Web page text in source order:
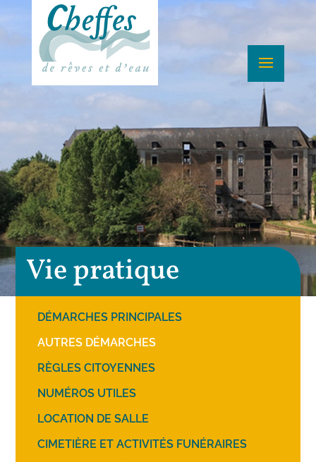
Vie pratique
DÉMARCHES PRINCIPALES
AUTRES DÉMARCHES
RÈGLES CITOYENNES
NUMÉROS UTILES
LOCATION DE SALLE
CIMETIÈRE ET ACTIVITÉS FUNÉRAIRES